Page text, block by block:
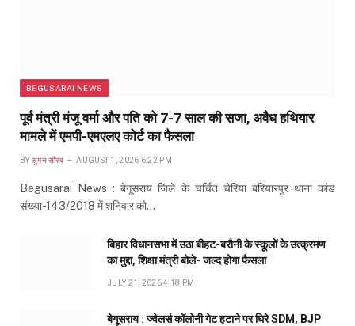
BEGUSARAI NEWS
पूर्व मंत्री मंजू वर्मा और पति को 7-7 साल की सजा, अवैध हथियार
मामले में एमपी-एमएलए कोर्ट का फैसला
BY सुमन सौरब AUGUST 1, 2026 6:22 PM
Begusarai News : बेगूसराय जिले के चर्चित चेरिया बरियारपुर थाना कांड
संख्या-143/2018 में शनिवार को…
बिहार विधानसभा में उठा बीहट-बरौनी के स्कूलों के उत्क्रमण
का मुद्दा, शिक्षा मंत्री बोले- जल्द होगा फैसला
JULY 21, 2026 4:18 PM
बेगूसराय : ज्वेलर्स कॉलोनी गेट हटाने पर घिरे SDM, BJP